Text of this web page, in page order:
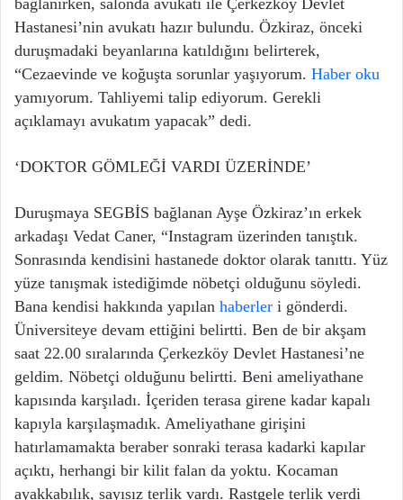
Hastanesi’nin avukatı hazır bulundu. Özkiraz, önceki
duruşmadaki beyanlarına katıldığını belirterek,
“Cezaevinde ve koğuşta sorunlar yaşıyorum. Haber oku
yamıyorum. Tahliyemi talip ediyorum. Gerekli
açıklamayı avukatım yapacak” dedi.
‘DOKTOR GÖMLEĞİ VARDI ÜZERİNDE’
Duruşmaya SEGBİS bağlanan Ayşe Özkiraz’ın erkek
arkadaşı Vedat Caner, “Instagram üzerinden tanıştık.
Sonrasında kendisini hastanede doktor olarak tanıttı. Yüz
yüze tanışmak istediğimde nöbetçi olduğunu söyledi.
Bana kendisi hakkında yapılan haberler i gönderdi.
Üniversiteye devam ettiğini belirtti. Ben de bir akşam
saat 22.00 sıralarında Çerkezköy Devlet Hastanesi’ne
geldim. Nöbetçi olduğunu belirtti. Beni ameliyathane
kapısında karşıladı. İçeriden terasa girene kadar kapalı
kapıyla karşılaşmadık. Ameliyathane girişini
hatırlamamakta beraber sonraki terasa kadarki kapılar
açıktı, herhangi bir kilit falan da yoktu. Kocaman
ayakkabılık, sayısız terlik vardı. Rastgele terlik verdi